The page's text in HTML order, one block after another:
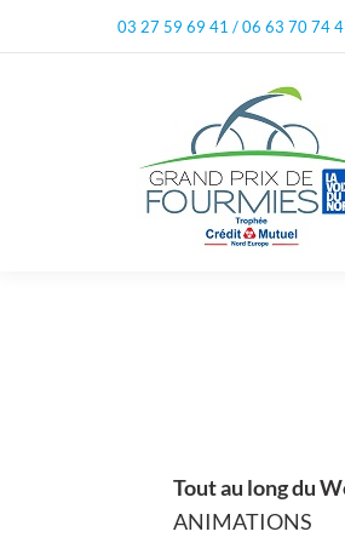
03 27 59 69 41 / 06 63 70 74
Tout au long du
ANIMATIONS